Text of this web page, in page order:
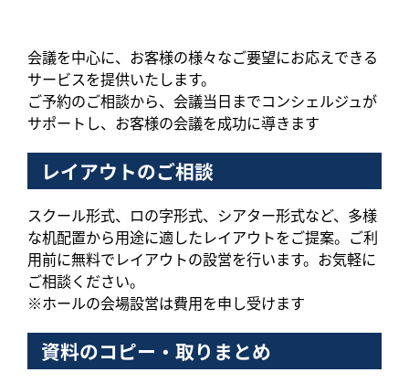
会議を中心に、お客様の様々なご要望にお応えできる
サービスを提供いたします。
ご予約のご相談から、会議当日までコンシェルジュが
サポートし、お客様の会議を成功に導きます
レイアウトのご相談
スクール形式、ロの字形式、シアター形式など、多様
な机配置から用途に適したレイアウトをご提案。ご利
用前に無料でレイアウトの設営を行います。お気軽に
ご相談ください。
※ホールの会場設営は費用を申し受けます
資料のコピー・取りまとめ